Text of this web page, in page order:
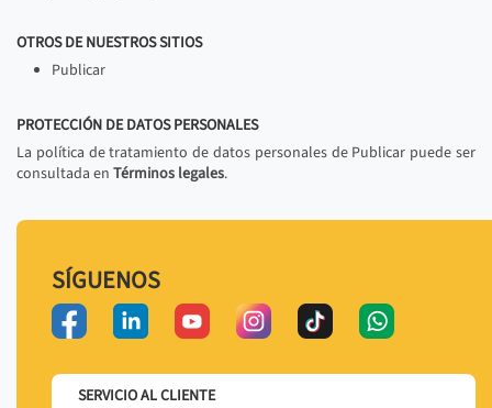
OTROS DE NUESTROS SITIOS
Publicar
PROTECCIÓN DE DATOS PERSONALES
La política de tratamiento de datos personales de Publicar puede ser
consultada en Términos legales.
SÍGUENOS
SERVICIO AL CLIENTE